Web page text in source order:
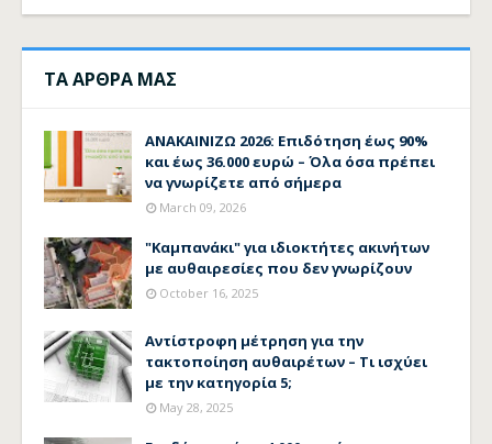
ΤΑ ΑΡΘΡΑ ΜΑΣ
ΑΝΑΚΑΙΝΙΖΩ 2026: Επιδότηση έως 90%
και έως 36.000 ευρώ – Όλα όσα πρέπει
να γνωρίζετε από σήμερα
March 09, 2026
"Καμπανάκι" για ιδιοκτήτες ακινήτων
με αυθαιρεσίες που δεν γνωρίζουν
October 16, 2025
Αντίστροφη μέτρηση για την
τακτοποίηση αυθαιρέτων – Τι ισχύει
με την κατηγορία 5;
May 28, 2025